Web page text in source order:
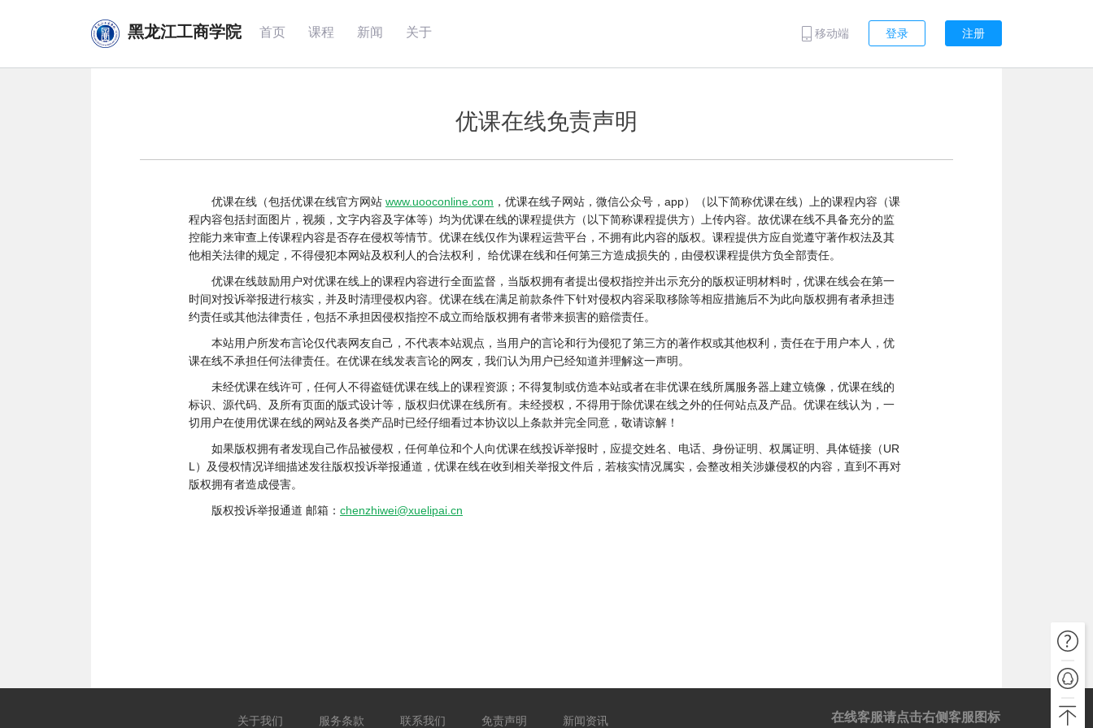
黑龙江工商学院 首页 课程 新闻 关于 移动端 登录 注册
优课在线免责声明
优课在线（包括优课在线官方网站 www.uooconline.com ，优课在线子网站，微信公众号，app）（以下简称优课在线）上的课程内容（课
程内容包括封面图片，视频，文字内容及字体等）均为优课在线的课程提供方（以下简称课程提供方）上传内容。故优课在线不具备充分的监
控能力来审查上传课程内容是否存在侵权等情节。优课在线仅作为课程运营平台，不拥有此内容的版权。课程提供方应自觉遵守著作权法及其
他相关法律的规定，不得侵犯本网站及权利人的合法权利， 给优课在线和任何第三方造成损失的，由侵权课程提供方负全部责任。
优课在线鼓励用户对优课在线上的课程内容进行全面监督，当版权拥有者提出侵权指控并出示充分的版权证明材料时，优课在线会在第一
时间对投诉举报进行核实，并及时清理侵权内容。优课在线在满足前款条件下针对侵权内容采取移除等相应措施后不为此向版权拥有者承担违
约责任或其他法律责任，包括不承担因侵权指控不成立而给版权拥有者带来损害的赔偿责任。
本站用户所发布言论仅代表网友自己，不代表本站观点，当用户的言论和行为侵犯了第三方的著作权或其他权利，责任在于用户本人，优
课在线不承担任何法律责任。在优课在线发表言论的网友，我们认为用户已经知道并理解这一声明。
未经优课在线许可，任何人不得盗链优课在线上的课程资源；不得复制或仿造本站或者在非优课在线所属服务器上建立镜像，优课在线的
标识、源代码、及所有页面的版式设计等，版权归优课在线所有。未经授权，不得用于除优课在线之外的任何站点及产品。优课在线认为，一
切用户在使用优课在线的网站及各类产品时已经仔细看过本协议以上条款并完全同意，敬请谅解！
如果版权拥有者发现自己作品被侵权，任何单位和个人向优课在线投诉举报时，应提交姓名、电话、身份证明、权属证明、具体链接（UR
L）及侵权情况详细描述发往版权投诉举报通道，优课在线在收到相关举报文件后，若核实情况属实，会整改相关涉嫌侵权的内容，直到不再对
版权拥有者造成侵害。
版权投诉举报通道 邮箱： chenzhiwei@xuelipai.cn
关于我们 服务条款 联系我们 免责声明 新闻资讯 在线客服请点击右侧客服图标